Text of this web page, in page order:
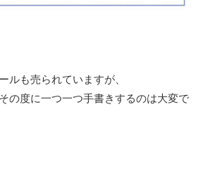
ルも売られていますが、
の度に一つ一つ手書きするのは大変で